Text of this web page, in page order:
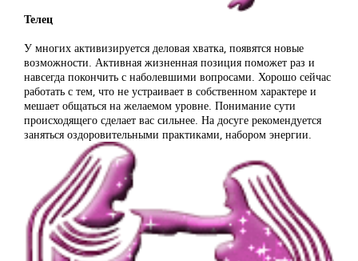
Телец
У многих активизируется деловая хватка, появятся новые
возможности. Активная жизненная позиция поможет раз и
навсегда покончить с наболевшими вопросами. Хорошо сейчас
работать с тем, что не устраивает в собственном характере и
мешает общаться на желаемом уровне. Понимание сути
происходящего сделает вас сильнее. На досуге рекомендуется
заняться оздоровительными практиками, набором энергии.